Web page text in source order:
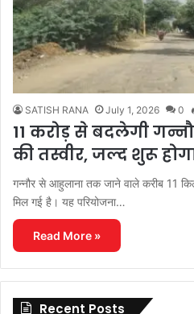
SATISH RANA July 1, 2026 0
11 करोड़ से बदलेगी
की तस्वीर, जल्द शुरू
गन्नौर से आहुलाना तक जाने वाले करीब 11
मिल गई है। यह परियोजना…
Read More »
Recent Posts